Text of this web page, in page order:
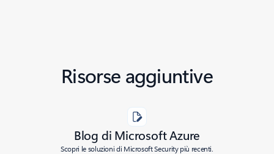
Risorse aggiuntive
Blog di Microsoft Azure
Scopri le soluzioni di Microsoft Security più recenti.